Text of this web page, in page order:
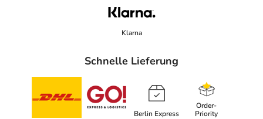
Klarna
Schnelle Lieferung
Berlin Express
Order-
Priority